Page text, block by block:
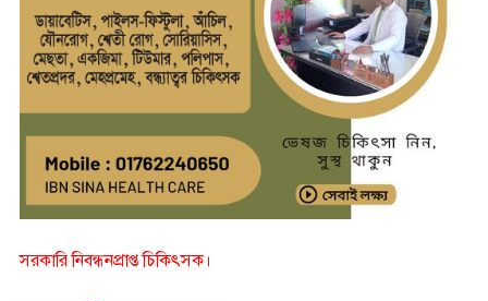
সরকারি নিবন্ধনপ্রাপ্ত চিকিৎসক।